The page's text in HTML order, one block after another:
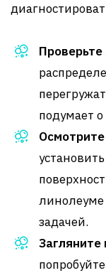
Проверьте
подумает
линолеуме
задачей.
Загляните